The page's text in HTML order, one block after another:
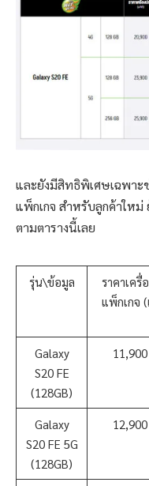
และยังมีสิทธิพิเศษเฉพาะ
แพ็กเกจ สำหรับลูกค้าใหม่
ตามตารางนี้เลย
รุ่น\ข้อมูล
ราคาเครื่
แพ็กเกจ
Galaxy
S20 FE
(128GB)
Galaxy
S20 FE 5G
(128GB)